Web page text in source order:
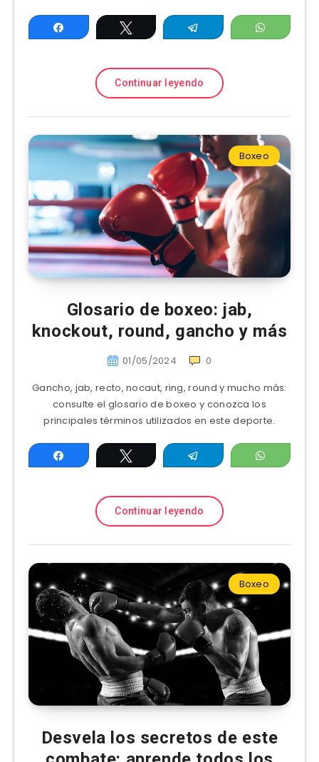
Compartir Twittear Telegram
Continuar leyendo
Boxeo
Glosario de boxeo: jab,
knockout, round, gancho y más
01/05/2024
0
Gancho, jab, recto, nocaut, ring, round y mucho más:
consulte el glosario de boxeo y conozca los
principales términos utilizados en este deporte.
Compartir Twittear Telegram
Continuar leyendo
Boxeo
Desvela los secretos de este